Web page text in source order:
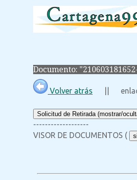
Documento:
Volver atrás || enlace
Solicitud de Retirada (mostrar/
-------------------
VISOR DE DOCUMENTOS (